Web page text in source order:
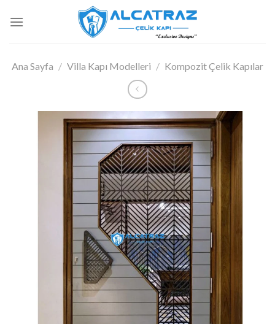
atla
Ana Sayfa / Villa Kapı Modelleri / Kompozit Çelik Kapılar